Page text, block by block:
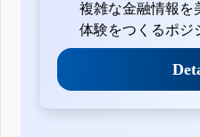
複雑な金融情報を
体験をつくるポジ